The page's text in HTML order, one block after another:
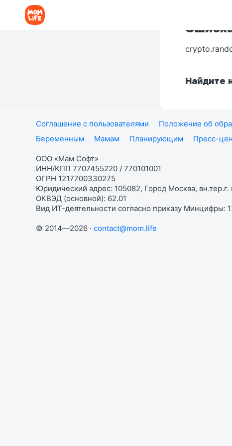
Найдите
Соглашение с пользователями Положение об
Беременным
Мамам Планирующим Пресс-
ООО «Мам Софт»
ИНН/КПП 7707455220 / 770101001
ОГРН 1217700330275
Юридический адрес: 105082, Город Москва,
ОКВЭД (основной): 62.01
Вид ИТ-деятельности согласно приказу Минцифры:
© 2014—2026 · contact@mom.life